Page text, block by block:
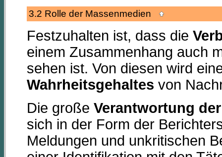
3.2 Rolle der Massenmedien
Festzuhalten ist, dass die
einem Zusammenhang auch
sehen ist. Von diesen wird
Wahrheitsgehaltes von
Die große Verantwortung
sich in der Form der
Meldungen und unkritischen